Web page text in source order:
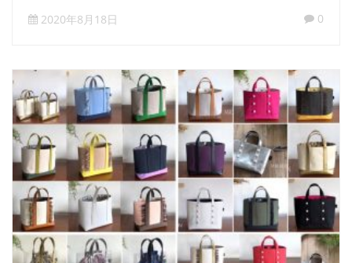
2020年8月18日 0